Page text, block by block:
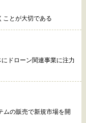
ことが大切である
ドローン関連事業に注力
ムの販売で新規市場を開